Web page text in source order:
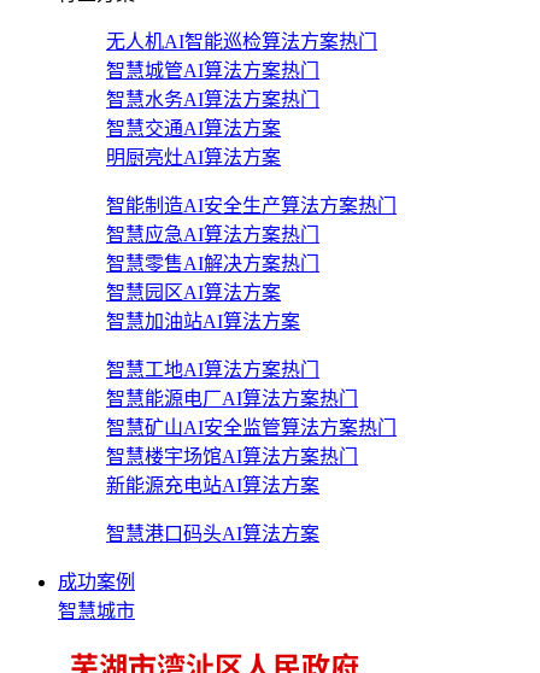
无人机AI智能巡检算法方案热门
智慧城管AI算法方案热门
智慧水务AI算法方案热门
智慧交通AI算法方案
明厨亮灶AI算法方案
智能制造AI安全生产算法方案热门
智慧应急AI算法方案热门
智慧零售AI解决方案热门
智慧园区AI算法方案
智慧加油站AI算法方案
智慧工地AI算法方案热门
智慧能源电厂AI算法方案热门
智慧矿山AI安全监管算法方案热门
智慧楼宇场馆AI算法方案热门
新能源充电站AI算法方案
智慧港口码头AI算法方案
成功案例
智慧城市